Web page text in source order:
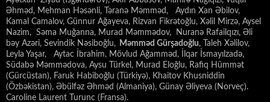
Əhməd, Mehman Həsənli, Təranə Məmməd, Aydın Xan Əbilov,
Kamal Camalov, Günnur Ağayeva, Rizvan Fikrətoğlu, Xəlil Mirzə, Aysel
Nazim, Səma Muğanna, Murad Məmmədov, Nuranə Rafailqızı, Əli
bəy Azəri, Sevindik Nəsiboğlu, Məmməd Gürşadoğlu, Taleh Xəlilov,
Leyla Yaşar, Aytac İbrahim, Mövlud Ağamməd, İlqar İsmayılzadə,
Südabə Məmmədova, Aysu Türkel, Murad Eloğlu, Rafiq Hümmət
(Gürcüstan), Faruk Habiboğlu (Türkiyə), Khaitov Khusniddin
(Özbəkistan), Əbülfəz Əhməd (Almaniya), Günay Əliyeva (Norveç).
Caroline Laurent Turunc (Fransa).